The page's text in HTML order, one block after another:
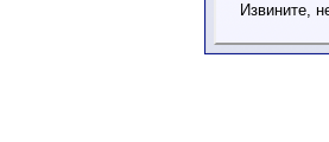
Извините,